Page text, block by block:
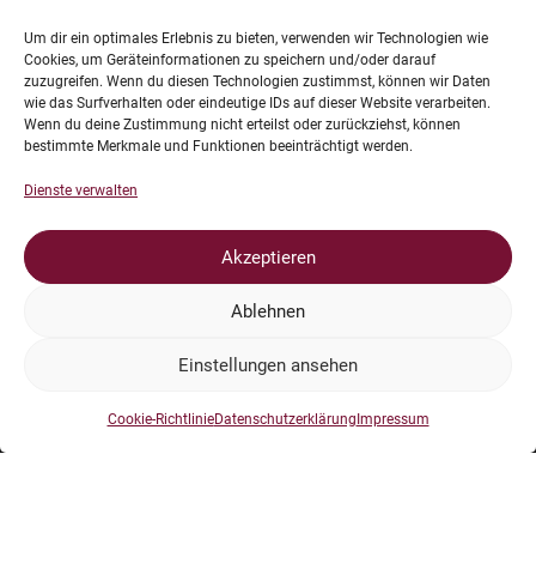
Um dir ein optimales Erlebnis zu bieten, verwenden wir Technologien wie
Cookies, um Geräteinformationen zu speichern und/oder darauf
zuzugreifen. Wenn du diesen Technologien zustimmst, können wir Daten
wie das Surfverhalten oder eindeutige IDs auf dieser Website verarbeiten.
Wenn du deine Zustimmung nicht erteilst oder zurückziehst, können
bestimmte Merkmale und Funktionen beeinträchtigt werden.
Dienste verwalten
Akzeptieren
Ablehnen
Einstellungen ansehen
Cookie-RichtlinieDatenschutzerklärung Impressum
danach gesperrt!!) und die Sportler kommen zurück zur Burg.
Am Sonntag geht es mit leicht verändertem Modus (dazu
später mehr) etwas schneller, so dass eine Siegerehrung am
Sonntag gegen 16:30 erwartet wird.
versuchen unsere Artikelfolge weiter zu verdichten –
häufigeres Lesen hilft, immer auf dem Laufenden zu dem
Meisterschaften zu bleiben und nebenbei auch noch etwas